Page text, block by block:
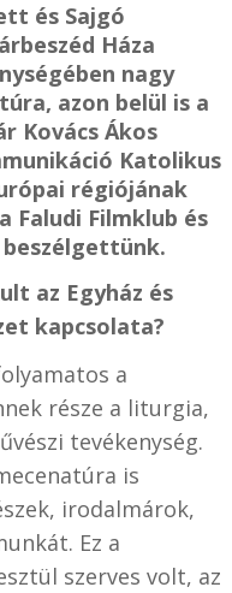
és Sajgó
Háza
nagy
azon belül is a
Kovács Ákos
Katolikus
régiójának
Faludi Filmklub és
az Egyház és
kapcsolata?
a
része a liturgia,
tevékenység.
is
irodalmárok,
Ez a
szerves volt, az